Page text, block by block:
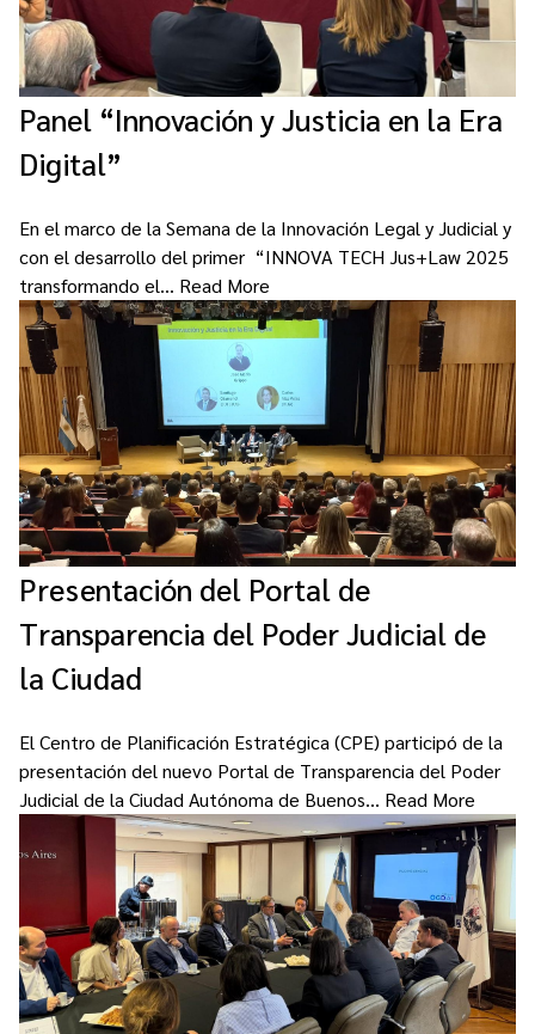
Pedido de Acceso a la Información online
Tenés Derechos
Plan de Gobierno Abierto en la Justicia
Recursos y Acceso a la Justicia
Repositorio de Datos Abiertos
Panel “Innovación y Justicia en la Era
Digital”
En el marco de la Semana de la Innovación Legal y Judicial y
con el desarrollo del primer “INNOVA TECH Jus+Law 2025
transformando el… Read More
Presentación del Portal de
Transparencia del Poder Judicial de
la Ciudad
El Centro de Planificación Estratégica (CPE) participó de la
presentación del nuevo Portal de Transparencia del Poder
Judicial de la Ciudad Autónoma de Buenos… Read More